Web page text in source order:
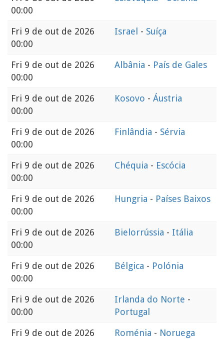
00:00
Fri 9 de out de 2026
00:00
Israel - Suíça
Fri 9 de out de 2026
00:00
Albânia - País de Gales
Fri 9 de out de 2026
00:00
Kosovo - Áustria
Fri 9 de out de 2026
00:00
Finlândia - Sérvia
Fri 9 de out de 2026
00:00
Chéquia - Escócia
Fri 9 de out de 2026
00:00
Hungria - Países Baixos
Fri 9 de out de 2026
00:00
Bielorrússia - Itália
Fri 9 de out de 2026
00:00
Bélgica - Polónia
Fri 9 de out de 2026
00:00
Irlanda do Norte -
Portugal
Fri 9 de out de 2026
Roménia - Noruega